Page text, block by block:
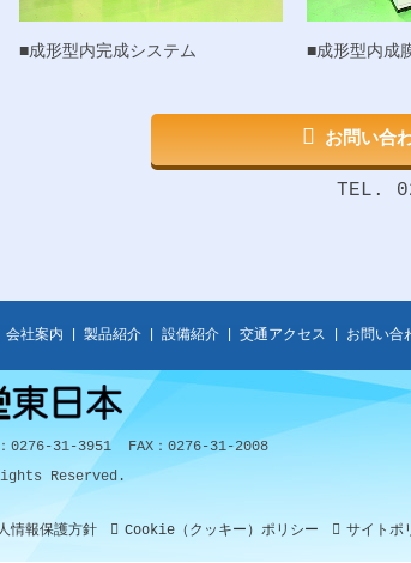
■成形型内完成システム ■成形型内成
お問い合
TEL.
会社案内 製品紹介 設備紹介 交通アクセス お問い合
0276-31-3951 FAX：0276-31-2008
Reserved.
情報保護方針 Cookie（クッキー）ポリシー サイトポ